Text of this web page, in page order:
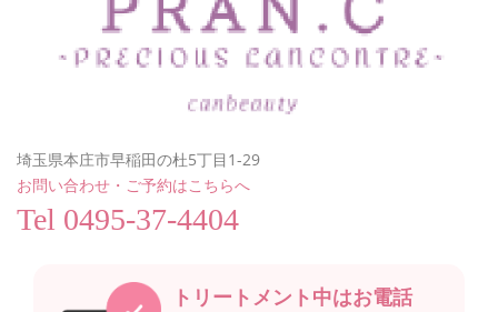
埼玉県本庄市早稲田の杜5丁目1-29
お問い合わせ・ご予約はこちらへ
Tel 0495-37-4404
トリートメント中はお電話